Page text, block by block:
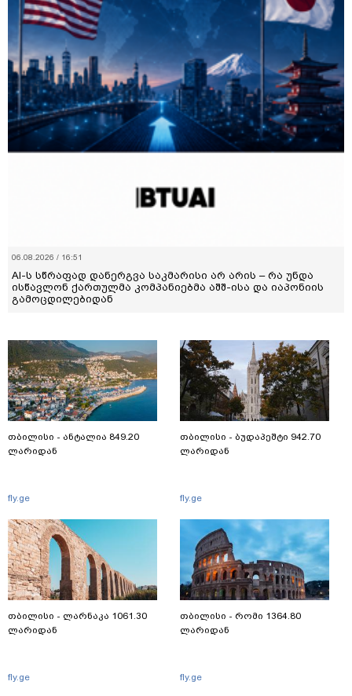
06.08.2026 / 16:51
AI-ს სწრაფად დანერგვა საკმარისი არ არის – რა უნდა
ისწავლონ ქართულმა კომპანიებმა აშშ-ისა და იაპონიის
გამოცდილებიდან
თბილისი - ანტალია 849.20
ლარიდან
fly.ge
თბილისი - ლარნაკა 1061.30
ლარიდან
fly.ge
თბილისი - ბუდაპეშტი 942.70
ლარიდან
fly.ge
თბილისი - რომი 1364.80
ლარიდან
fly.ge